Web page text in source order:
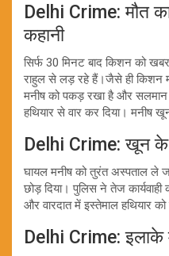
Delhi Crime: मौत
कहानी
सिर्फ 30 मिनट बाद किशन को
राहुल से लड़ रहे हैं।जैसे ही किशन
मनीष को पकड़ रखा है और सलमान
हथियार से वार कर दिया। मनीष
Delhi Crime: खून के
घायल मनीष को तुरंत अस्पताल ले
छोड़ दिया। पुलिस ने तेज कार्यवाही
और वारदात में इस्तेमाल हथियार
Delhi Crime: इलाके